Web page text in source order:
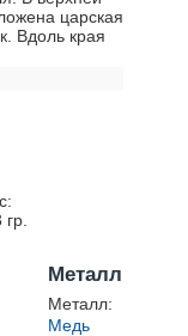
царская
Вдоль края
гр.
Металл
Металл:
Медь